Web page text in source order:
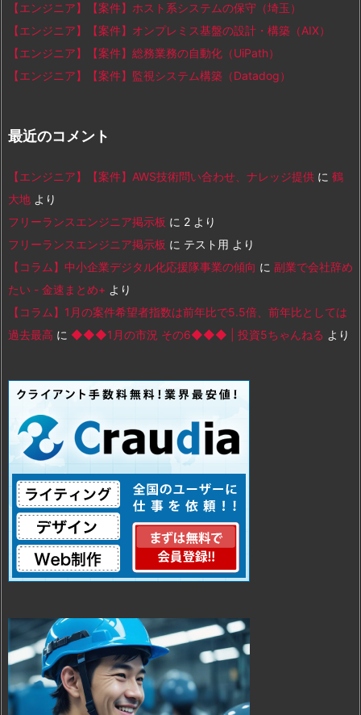
【エンジニア】【案件】ホスト系システムの保守（埼玉）
【エンジニア】【案件】オンプレミス基盤の設計・構築（AIX）
【エンジニア】【案件】総務業務の自動化（UiPath）
【エンジニア】【案件】監視システム構築（Datadog）
最近のコメント
【エンジニア】【案件】AWS技術問い合わせ、ナレッジ提供 に 鶴
大地 より
フリーランスエンジニア掲示板 に 2 より
フリーランスエンジニア掲示板 に テスト用 より
【コラム】中小企業デジタル化応援隊事業の傾向 に 副業で会社辞め
たい - 金速まとめ+ より
【コラム】1月の案件希望者指数は前年比で5.5倍、前年比としては
過去最高 に ◆◆◆1月の市況 その6◆◆◆ | 投資5ちゃんねる より